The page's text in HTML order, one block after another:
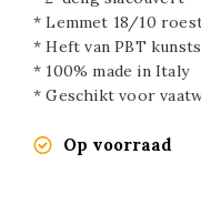
* Lemmet 18/10
* Heft van PBT
* 100% made in Italy
* Geschikt voor
Op voorraad